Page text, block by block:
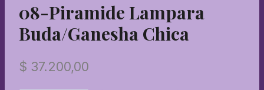
08-Piramide Lampara
Buda/ganesha Chica
$ 37.200,00